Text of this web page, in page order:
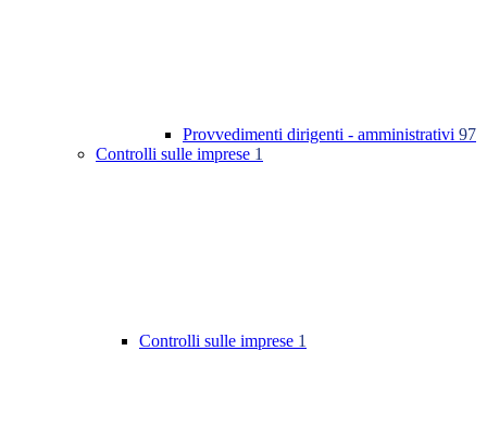
Provvedimenti dirigenti - amministrativi 97
Controlli sulle imprese 1
Controlli sulle imprese 1